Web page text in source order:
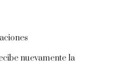
nuevamente la